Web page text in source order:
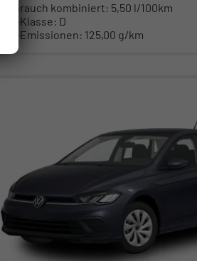
Verbrauch kombiniert: 5,50 l/100km
-Klasse: D
-Emissionen: 125,00 g/km